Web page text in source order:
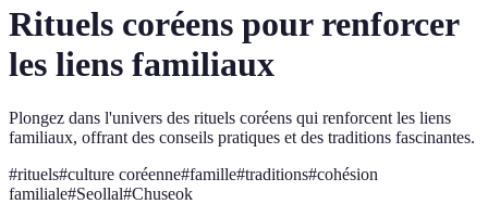
Rituels coréens pour renforcer
les liens familiaux
Plongez dans l'univers des rituels coréens qui renforcent les liens
familiaux, offrant des conseils pratiques et des traditions fascinantes.
#rituels#culture coréenne#famille#traditions#cohésion
familiale#Seollal#Chuseok